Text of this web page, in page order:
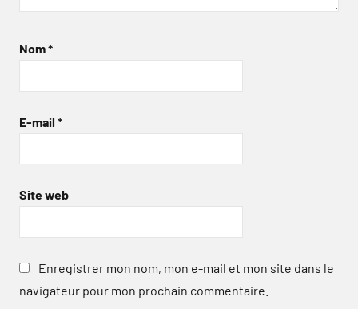
Nom*
E-mail *
Site web
Enregistrer mon nom, mon e-mail et mon site dans le
navigateur pour mon prochain commentaire.